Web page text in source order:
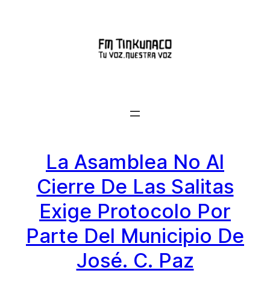
La Asamblea No Al
Cierre De Las Salitas
Exige Protocolo Por
Parte Del Municipio De
José. C. Paz